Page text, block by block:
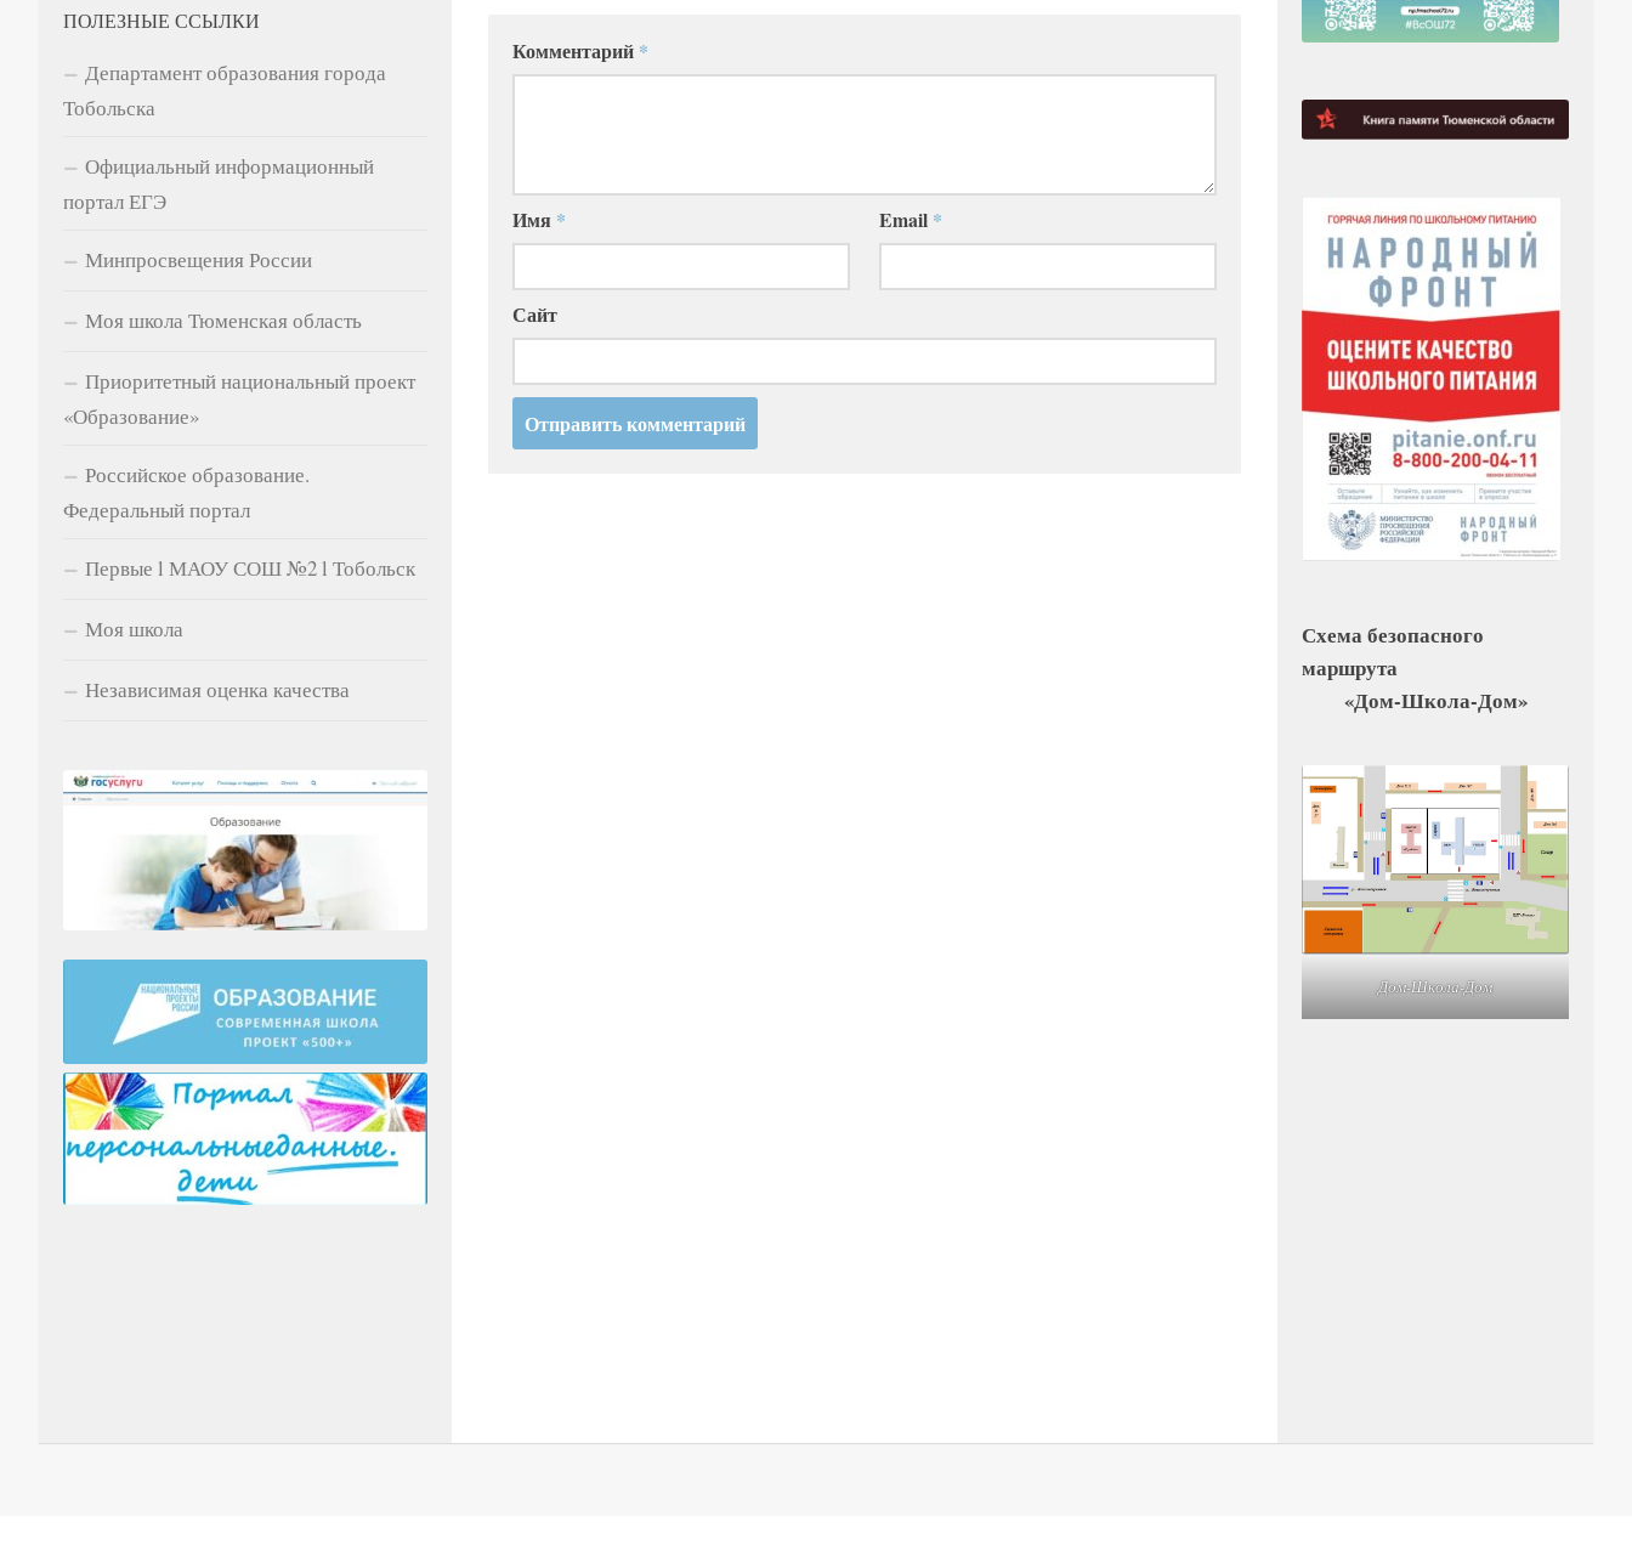
14.12.2024 26.03.2024
Имя*
ПОЛЕЗНЫЕ ССЫЛКИ
Департамент образования города
Тобольска
Официальный информационный
портал ЕГЭ
Минпросвещения России
Моя школа Тюменская область
Приоритетный национальный проект
«Образование»
Российское образование.
Федеральный портал
Первые l МАОУ СОШ №2 l Тобольск
Моя школа
Независимая оценка качества
Схема безопасного
маршрута
«Дом-Школа-Дом»
Дом-Школа-Дом